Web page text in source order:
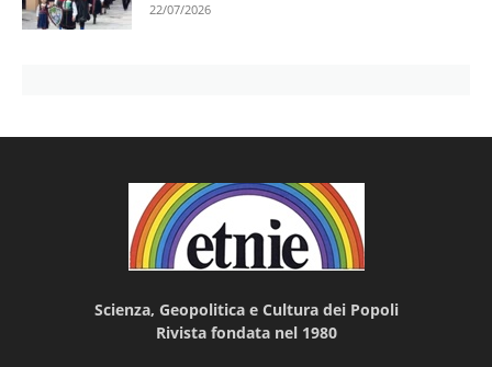
22/07/2026
Scienza, Geopolitica e Cultura dei Popoli
Rivista fondata nel 1980